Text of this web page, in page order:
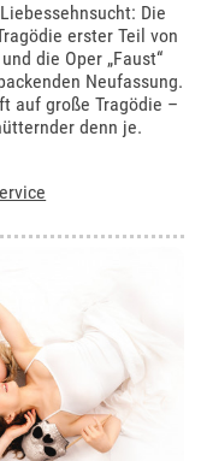
Die
erster Teil von
die Oper „Faust“
Neufassung.
auf große Tragödie –
denn je.